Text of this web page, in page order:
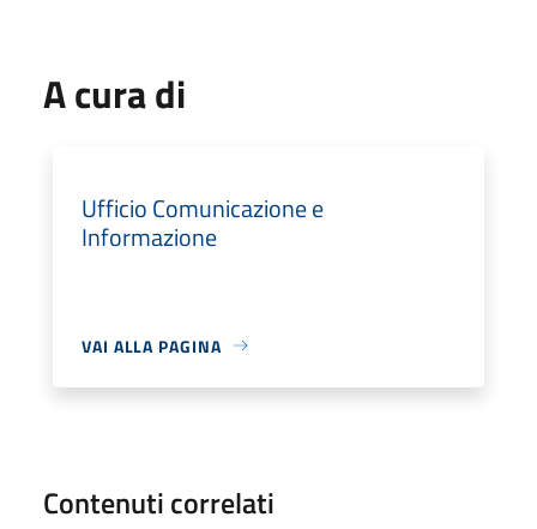
A cura di
Ufficio Comunicazione e
Informazione
VAI ALLA PAGINA
Contenuti correlati